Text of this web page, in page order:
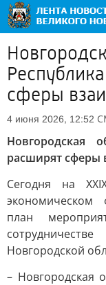
сферы
4 июня 2026, 12:52
Новгородская
расширят сферы
Сегодня на
экономическом
план
Новгородской
– Новгородская